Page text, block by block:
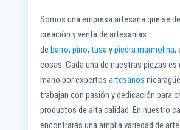
Somos una empresa artesana que se
creación y venta de artesanías
de barro, pino, tusaypiedra marmolina,
cosas. Cada una de nuestras piezas es
mano por expertos artesanos
trabajan con pasión y dedicación para
productos de alta calidad. En nuestro
encontrarás una amplia variedad de